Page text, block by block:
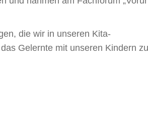
die wir in unseren Kita-
Gelernte mit unseren Kindern